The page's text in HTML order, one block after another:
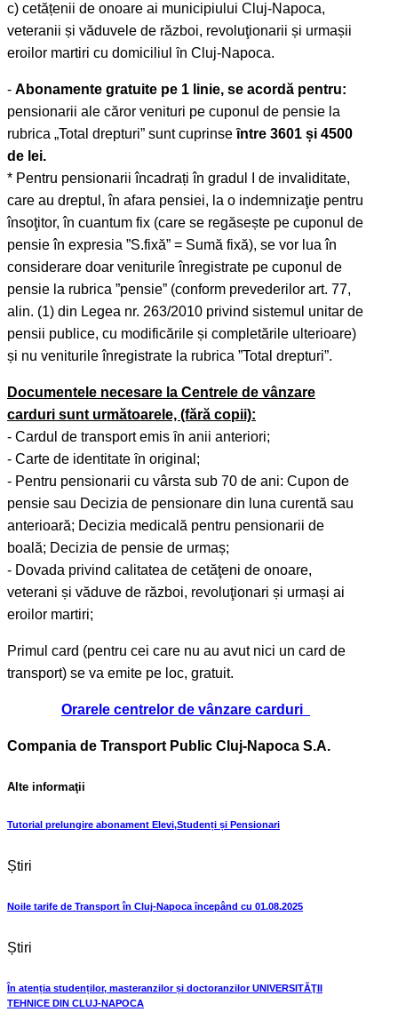
c) cetățenii de onoare ai municipiului Cluj-Napoca,
veteranii și văduvele de război, revoluţionarii și urmașii
eroilor martiri cu domiciliul ȋn Cluj-Napoca.
- Abonamente gratuite pe 1 linie, se acordă pentru:
pensionarii ale căror venituri pe cuponul de pensie la
rubrica „Total drepturi” sunt cuprinseȋntre 3601 și 4500
de lei.
* Pentru pensionarii încadrați în gradul I de invaliditate,
care au dreptul, în afara pensiei, la o indemnizaţie pentru
însoţitor, în cuantum fix (care se regăsește pe cuponul de
pensie în expresia ”S.fixă” = Sumă fixă), se vor lua în
considerare doar veniturile înregistrate pe cuponul de
pensie la rubrica ”pensie” (conform prevederilor art. 77,
alin. (1) din Legea nr. 263/2010 privind sistemul unitar de
pensii publice, cu modificările și completările ulterioare)
și nu veniturile înregistrate la rubrica ”Total drepturi”.
Documentele necesare la Centrele de vânzare
carduri sunt următoarele, (fără copii):
- Cardul de transport emis ȋn anii anteriori;
- Carte de identitate ȋn original;
- Pentru pensionarii cu vârsta sub 70 de ani: Cupon de
pensie sau Decizia de pensionare din luna curentă sau
anterioară; Decizia medicală pentru pensionarii de
boală; Decizia de pensie de urmaș;
- Dovada privind calitatea de cetăţeni de onoare,
veterani și văduve de război, revoluţionari și urmași ai
eroilor martiri;
Primul card (pentru cei care nu au avut nici un card de
transport) se va emite pe loc, gratuit.
Orarele centrelor de vânzare carduri
Compania de Transport Public Cluj-Napoca S.A.
Alte informaţii
Tutorial prelungire abonament Elevi,Studenți și Pensionari
Știri
Noile tarife de Transport în Cluj-Napoca ȋncepând cu 01.08.2025
Știri
În atenția studenților, masteranzilor și doctoranzilor UNIVERSITĂŢII
TEHNICE DIN CLUJ-NAPOCA